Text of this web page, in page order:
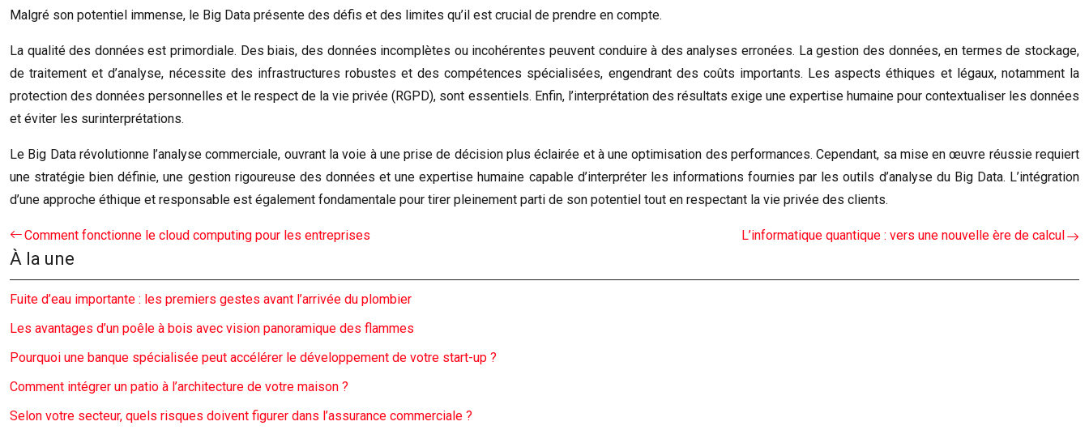
Malgré son potentiel immense, le Big Data présente des défis et des limites qu’il est crucial de prendre en compte.
La qualité des données est primordiale. Des biais, des données incomplètes ou incohérentes peuvent conduire à des analyses erronées. La gestion des données, en termes de stockage,
de traitement et d’analyse, nécessite des infrastructures robustes et des compétences spécialisées, engendrant des coûts importants. Les aspects éthiques et légaux, notamment la
protection des données personnelles et le respect de la vie privée (RGPD), sont essentiels. Enfin, l’interprétation des résultats exige une expertise humaine pour contextualiser les données
et éviter les surinterprétations.
Le Big Data révolutionne l’analyse commerciale, ouvrant la voie à une prise de décision plus éclairée et à une optimisation des performances. Cependant, sa mise en œuvre réussie requiert
une stratégie bien définie, une gestion rigoureuse des données et une expertise humaine capable d’interpréter les informations fournies par les outils d’analyse du Big Data. L’intégration
d’une approche éthique et responsable est également fondamentale pour tirer pleinement parti de son potentiel tout en respectant la vie privée des clients.
Comment fonctionne le cloud computing pour les entreprises L’informatique quantique : vers une nouvelle ère de calcul
À la une
Fuite d’eau importante : les premiers gestes avant l’arrivée du plombier
Les avantages d’un poêle à bois avec vision panoramique des flammes
Pourquoi une banque spécialisée peut accélérer le développement de votre start-up ?
Comment intégrer un patio à l’architecture de votre maison ?
Selon votre secteur, quels risques doivent figurer dans l’assurance commerciale ?